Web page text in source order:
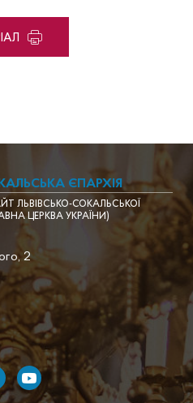
ЄПАРХІЯ
ЛЬВІВСЬКО-СОКАЛЬСЬКОЇ
ЦЕРКВА УКРАЇНИ)
2